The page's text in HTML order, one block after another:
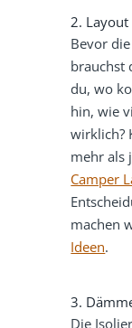
2.
Bevor
brauchst
du, wo
hin, wie
wirklich?
mehr als
Camper
machen
Ideen.
3.
Die